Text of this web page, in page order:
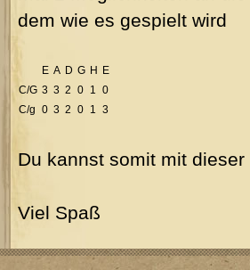
dem wie es gespielt wird
E A D G H
E
C/G 3 3 2 0 1 0
C/g 0 3 2 0 1 3
Du kannst somit mit
Viel Spaß